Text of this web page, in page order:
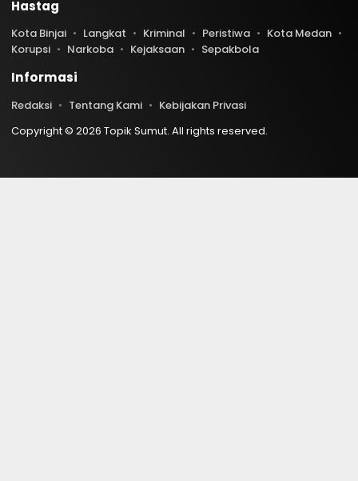
Hastag
Kota Binjai Langkat Kriminal Peristiwa
Kota Medan
Korupsi
Narkoba Kejaksaan Sepakbola
Informasi
Redaksi Tentang Kami
Kebijakan Privasi
Copyright © 2026 Topik Sumut. All rights reserved.